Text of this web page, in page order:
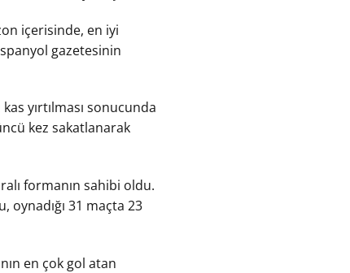
içerisinde, en iyi
gazetesinin
yırtılması sonucunda
kez sakatlanarak
formanın sahibi oldu.
oynadığı 31 maçta 23
en çok gol atan